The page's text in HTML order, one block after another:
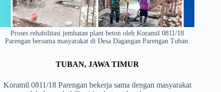
Proses rehabilitasi jembatan plant beton oleh Koramil 0811/18
Parengan bersama masyarakat di Desa Dagangan Parengan Tuban.
TUBAN, JAWA TIMUR
Koramil 0811/18 Parengan bekerja sama dengan masyarakat